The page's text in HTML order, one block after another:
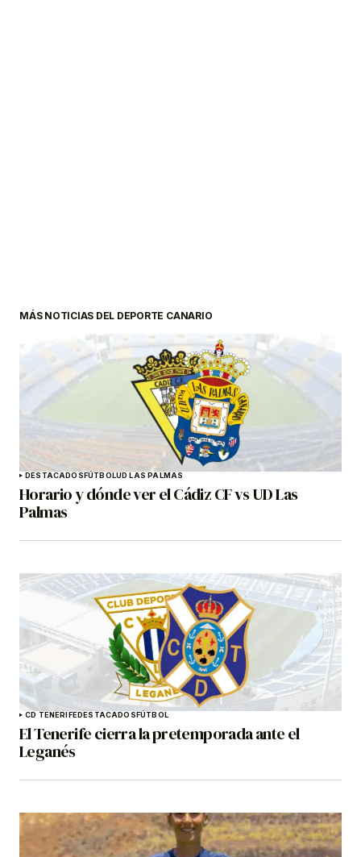
MÁS NOTICIAS DEL DEPORTE CANARIO
DESTACADOSFÚTBOLUD LAS PALMAS
Horario y dónde ver el Cádiz CF vs UD Las
Palmas
CD TENERIFEDESTACADOSFÚTBOL
El Tenerife cierra la pretemporada ante el
Leganés